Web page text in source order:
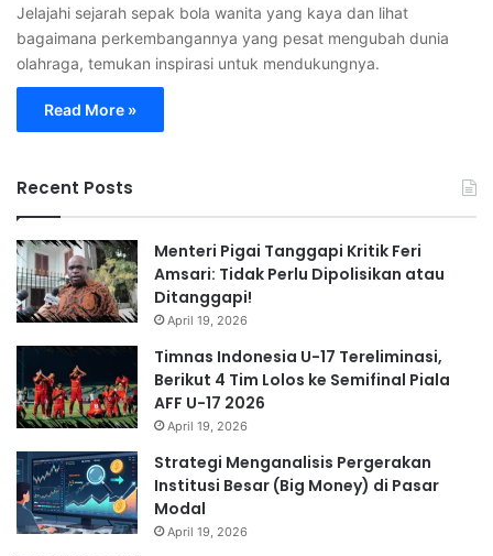
Jelajahi sejarah sepak bola wanita yang kaya dan lihat
bagaimana perkembangannya yang pesat mengubah dunia
olahraga, temukan inspirasi untuk mendukungnya.
Read More »
Recent Posts
Menteri Pigai Tanggapi Kritik Feri
Amsari: Tidak Perlu Dipolisikan atau
Ditanggapi!
April 19, 2026
Timnas Indonesia U-17 Tereliminasi,
Berikut 4 Tim Lolos ke Semifinal Piala
AFF U-17 2026
April 19, 2026
Strategi Menganalisis Pergerakan
Institusi Besar (Big Money) di Pasar
Modal
April 19, 2026